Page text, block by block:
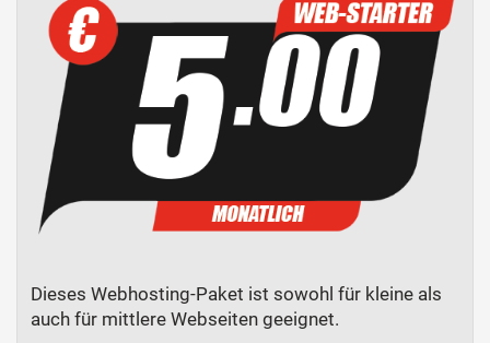
Dieses Webhosting-Paket ist sowohl für kleine als
auch für mittlere Webseiten geeignet.